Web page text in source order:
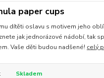
paper cups
dítěti oslavu s motivem jeho
jak jednorázové nádobí, tak
Vaše děti budou nadšené! celý
Skladem